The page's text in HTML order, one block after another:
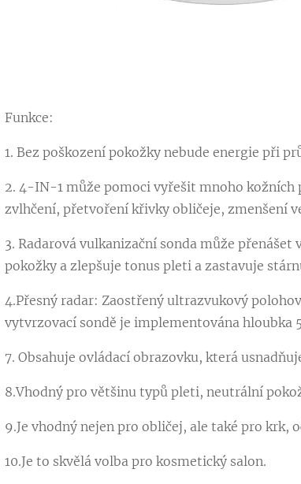
Funkce:
1. Bez poškození pokožky nebude energie při
2. 4-IN-1 může pomoci vyřešit mnoho kožních
zvlhčení, přetvoření křivky obličeje, zmenšení
3. Radarová vulkanizační sonda může
pokožky a zlepšuje tonus pleti a zastavuje
4.Přesný radar: Zaostřený ultrazvukový
vytvrzovací sondě je implementována hloubka
7. Obsahuje ovládací obrazovku, která
8.Vhodný pro většinu typů pleti, neutrální
9.Je vhodný nejen pro obličej, ale také pro krk,
10.Je to skvělá volba pro kosmetický salon.